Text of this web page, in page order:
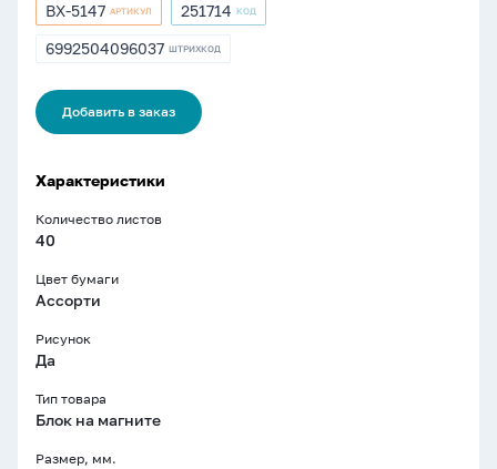
Артикул
BX-
BX-5147 АРТИКУЛ
Артикул
251714
251714 КОД
ШТРИХКОД
6992504096037 ШТРИХКОД
Добавить в заказ
Характеристики
Количество листов
40
Цвет бумаги
Ассорти
Рисунок
Да
Тип товара
Блок на магните
Размер, мм.